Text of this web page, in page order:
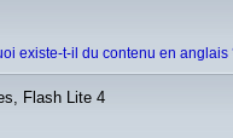
existe-t-il du contenu en anglais
Flash Lite 4